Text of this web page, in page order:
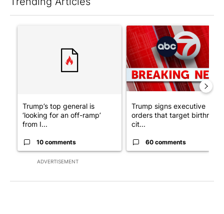
ADVERTISEMENT
A trending article titled "Trump’s top general is ‘looking for
Trump’s top general is
‘looking for an off-ramp’
from I...
10 comments
A trending article titled
Trump signs executive
orders that target birthright
cit...
60 comments